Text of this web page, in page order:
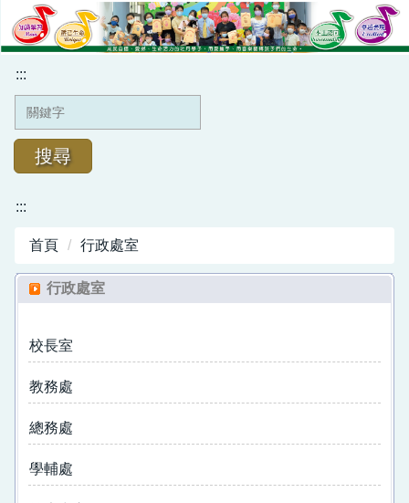
跳
到
要
區
:::
搜尋
行政處室
榮譽金榜
班級網頁
牡丹幼兒園
牡丹facebook
牡丹家庭教育活動fb
:::
首頁 行政處室
行政處室
校長室
教務處
總務處
學輔處